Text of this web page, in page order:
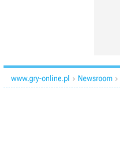
www.gry-online.pl  Newsroom 